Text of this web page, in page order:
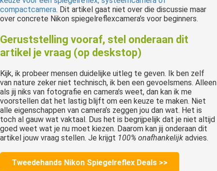
compactcamera. Dit artikel gaat niet over die discussie maar
over concrete Nikon spiegelreflexcamera’s voor beginners.
Geruststelling vooraf, stel onderaan dit
artikel je vraag (op deskstop)
Kijk, ik probeer mensen duidelijke uitleg te geven. Ik ben zelf
van nature zeker niet technisch, ik ben een gevoelsmens. Alleen
als jij niks van fotografie en camera’s weet, dan kan ik me
voorstellen dat het lastig blijft om een keuze te maken. Niet
alle eigenschappen van camera’s zeggen jou dan wat. Het is
toch al gauw wat vaktaal. Dus het is begrijpelijk dat je niet altijd
goed weet wat je nu moet kiezen. Daarom kan jij onderaan dit
artikel jouw vraag stellen. Je krijgt 100% onafhankelijk advies.
Tweedehands Nikon Spiegelreflex Deals >>